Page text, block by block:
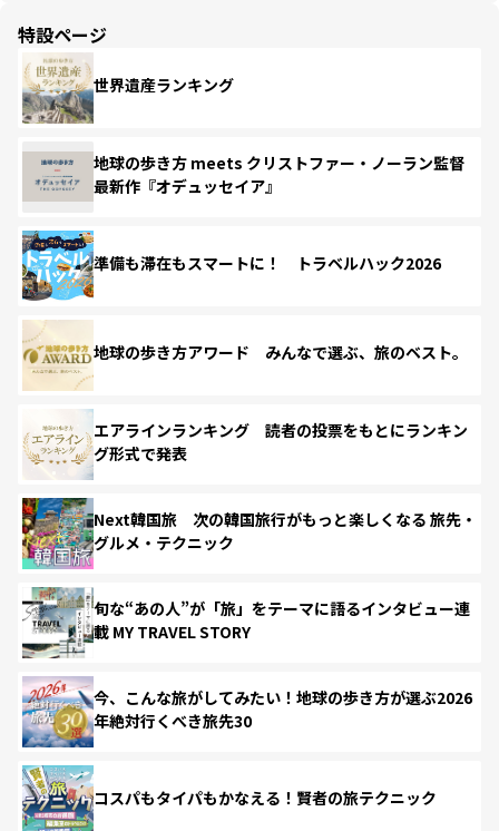
特設ページ
世界遺産ランキング
地球の歩き方 meets クリストファー・ノーラン監督
最新作『オデュッセイア』
準備も滞在もスマートに！ トラベルハック2026
地球の歩き方アワード みんなで選ぶ、旅のベスト。
エアラインランキング 読者の投票をもとにランキン
グ形式で発表
Next韓国旅 次の韓国旅行がもっと楽しくなる 旅先・
グルメ・テクニック
旬な“あの人”が「旅」をテーマに語るインタビュー連
載 MY TRAVEL STORY
今、こんな旅がしてみたい！地球の歩き方が選ぶ2026
年絶対行くべき旅先30
コスパもタイパもかなえる！賢者の旅テクニック